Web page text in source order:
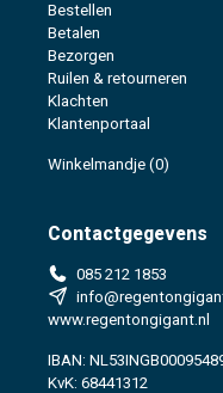
Bestellen
Betalen
Bezorgen
Ruilen & retourneren
Klachten
Klantenportaal
Winkelmandje (0)
Contactgegevens
085 212 1853
www.regentongigant.nl
IBAN:
KvK: 68441312